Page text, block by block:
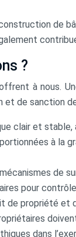
de
?
à
de sanction
clair et
à la
de
pour
de propriété
dans